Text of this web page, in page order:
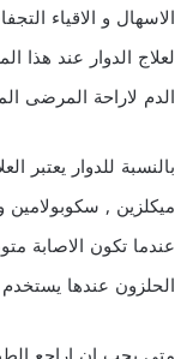
الاسهال و الاقياء
لعلاج الدوار عند هذا
الدم لاراحة المرضى
بالنسبة للدوار يعتبر
ميكلزين , سكوبولامين
عندما تكون الاصابة
الحلزون عندها